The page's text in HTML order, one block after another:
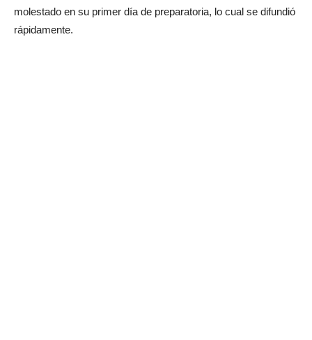
molestado en su primer día de preparatoria, lo cual se difundió
rápidamente.